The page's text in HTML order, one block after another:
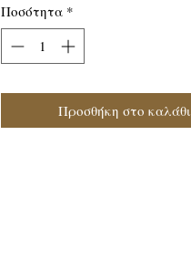
Ποσότητα *
Προσθήκη στο καλάθι